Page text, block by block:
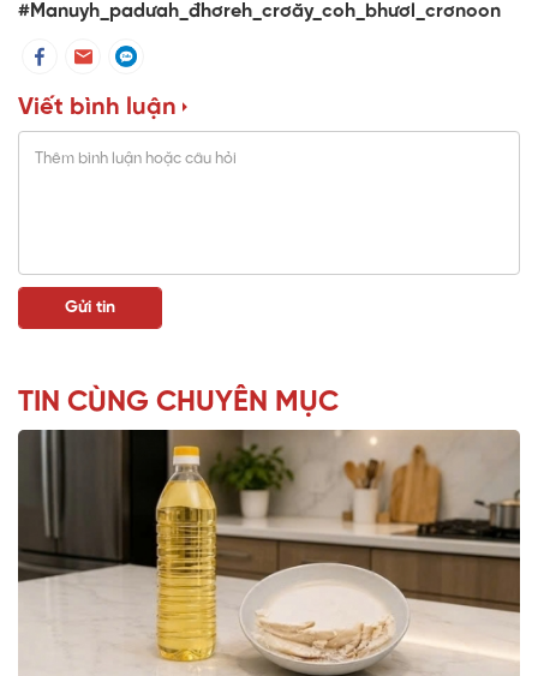
#Manuyh_padưah_đhơreh_crơăy_coh_bhươl_crơnoon
Viết bình luận
TIN CÙNG CHUYÊN MỤC